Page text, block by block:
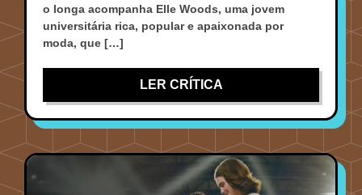
o longa acompanha Elle Woods, uma jovem
universitária rica, popular e apaixonada por
moda, que […]
LER CRÍTICA